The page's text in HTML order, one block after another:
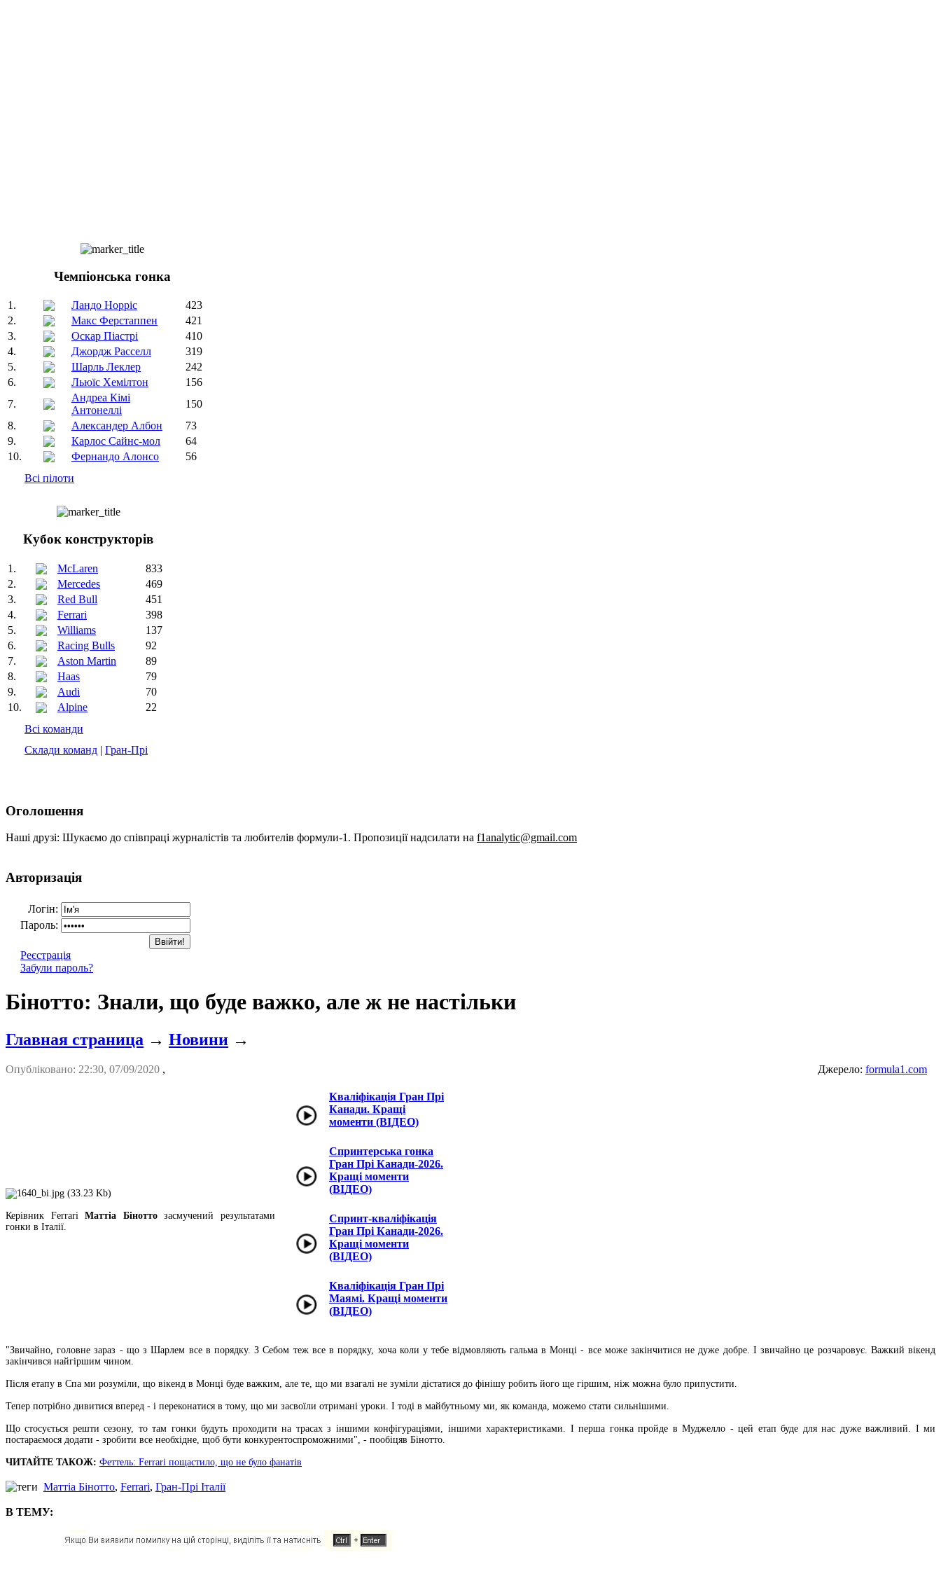
Чемпіонська гонка
1. Ландо Норріс
423
2.
Макс Ферстаппен
421
3.
Оскар Піастрі
410
4.
Джордж Расселл
319
5.
Шарль Леклер
242
6.
Льюїс Хемілтон
156
7.
Андреа Кімі
Антонеллі
150
8.
Александер Албон
73
9.
Карлос Сайнс-мол
64
10.
Фернандо Алонсо
56
Всі пілоти
Кубок конструкторів
1. McLaren
833
2.
Mercedes
469
3.
Red Bull
451
4.
Ferrari
398
5.
Williams
137
6.
Racing Bulls
92
7.
Aston Martin
89
8.
Haas
79
9.
Audi
70
10.
Alpine
22
Всі команди
Склади команд | Гран-Прі
Оголошення
Наші друзі: Шукаємо до співпраці журналістів та любителів формули-1. Пропозиції надсилати на f1analytic@gmail.com
Авторизація
Логін:
Пароль:
Реєстрація
Забули пароль?
Бінотто: Знали, що буде важко, але ж не настільки
Главная страница → Новини →
Опубліковано: 22:30, 07/09/2020 , Джерело: formula1.com
Керівник FerrariМаттіа Біноттозасмучений результатами
гонки в Італії.
Кваліфікація Гран Прі
Канади. Кращі
моменти (ВІДЕО)
Спринтерська гонка
Гран Прі Канади-2026.
Кращі моменти
(ВІДЕО)
Спринт-кваліфікація
Гран Прі Канади-2026.
Кращі моменти
(ВІДЕО)
Кваліфікація Гран Прі
Маямі. Кращі моменти
(ВІДЕО)
"Звичайно, головне зараз - що з Шарлем все в порядку. З Себом теж все в порядку, хоча коли у тебе відмовляють гальма в Монці - все може закінчитися не дуже добре. І звичайно це розчаровує. Важкий вікенд
закінчився найгіршим чином.
Після етапу в Спа ми розуміли, що вікенд в Монці буде важким, але те, що ми взагалі не зуміли дістатися до фінішу робить його ще гіршим, ніж можна було припустити.
Тепер потрібно дивитися вперед - і переконатися в тому, що ми засвоїли отримані уроки. І тоді в майбутньому ми, як команда, можемо стати сильнішими.
Що стосується решти сезону, то там гонки будуть проходити на трасах з іншими конфігураціями, іншими характеристиками. І перша гонка пройде в Муджелло - цей етап буде для нас дуже важливий. І ми
постараємося додати - зробити все необхідне, щоб бути конкурентоспроможними", - пообіцяв Бінотто.
ЧИТАЙТЕ ТАКОЖ: Феттель: Ferrari пощастило, що не було фанатів
Маттіа Бінотто, Ferrari, Гран-Прі Італії
В ТЕМУ: